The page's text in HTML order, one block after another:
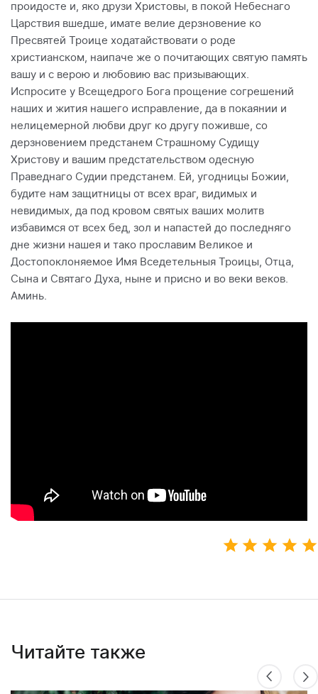
проидосте и, яко друзи Христовы, в покой Небеснаго
Царствия вшедше, имате велие дерзновение ко
Пресвятей Троице ходатайствовати о роде
христианском, наипаче же о почитающих святую память
вашу и с верою и любовию вас призывающих.
Испросите у Всещедрого Бога прощение согрешений
наших и жития нашего исправление, да в покаянии и
нелицемерной любви друг ко другу поживше, со
дерзновением предстанем Страшному Судищу
Христову и вашим предстательством одесную
Праведнаго Судии предстанем. Ей, угодницы Божии,
будите нам защитницы от всех враг, видимых и
невидимых, да под кровом святых ваших молитв
избавимся от всех бед, зол и напастей до последняго
дне жизни нашея и тако прославим Великое и
Достопоклоняемое Имя Вседетельныя Троицы, Отца,
Сына и Святаго Духа, ныне и присно и во веки веков.
Аминь.
Читайте также